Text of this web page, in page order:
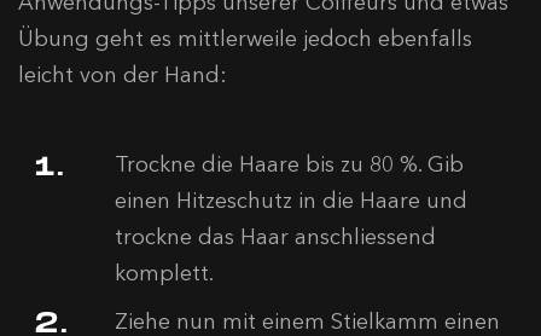
Übung geht es mittlerweile jedoch ebenfalls
leicht von der Hand:
Trockne die Haare bis zu 80 %. Gib
einen Hitzeschutz in die Haare und
trockne das Haar anschliessend
komplett.
Ziehe nun mit einem Stielkamm einen